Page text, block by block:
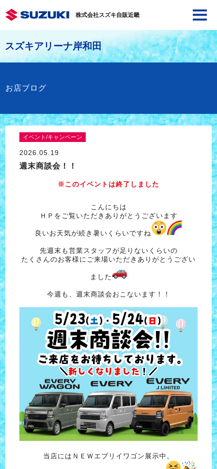
株式会社スズキ自販近畿
スズキアリーナ岸和田
お店ブログ
イベント/キャンペーン
2026.05.19
週末商談会！！
※このイベントは終了しました
こんにちは
ＨＰをご覧いただきありがとうございます
良いお天気が続き暑いくらいですね
先週末も営業スタッフが足りないくらいの
たくさんのお客様にご来場いただきありがとうござい
ました
今週も、週末商談会おこないます！！
当店にはＮＥＷエブリイワゴン展示中。